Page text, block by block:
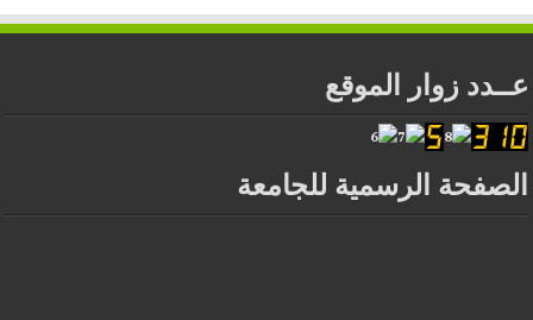
عــدد زوار الموقع
الصفحة الرسمية للجامعة